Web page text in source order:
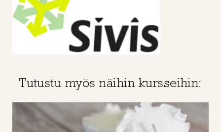
Tutustu myös näihin kursseihin: